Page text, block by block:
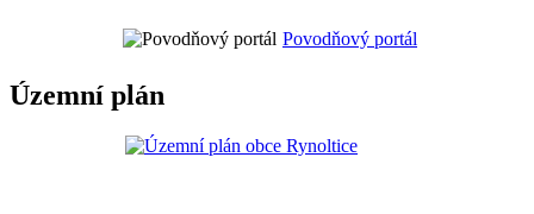
Povodňový portál
Územní plán